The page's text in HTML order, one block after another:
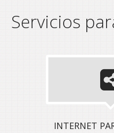
Servicios
INTERNET